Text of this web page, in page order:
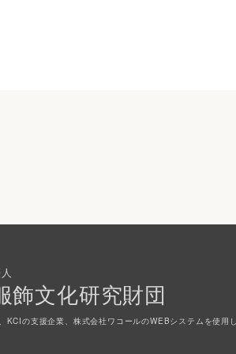
飾文化研究財団
KCIの支援企業、株式会社ワコールのWEBシステムを使用し